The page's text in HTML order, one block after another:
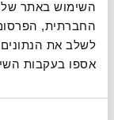
השימוש באתר
החברתית, הפרסום
לשלב את
אספו בעקבות